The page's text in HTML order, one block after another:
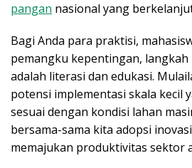
pangan nasional yang
Bagi Anda para praktisi,
pemangku kepentingan,
adalah literasi dan edukasi.
potensi implementasi skala kecil
sesuai dengan kondisi lahan
bersama-sama kita adopsi
memajukan produktivitas sektor